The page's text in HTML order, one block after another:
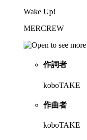
Wake Up!
MERCREW
作詞者
koboTAKE
作曲者
koboTAKE